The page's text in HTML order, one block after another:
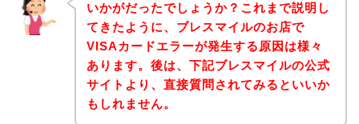
いかがだったでしょうか？これまで説明し
てきたように、ブレスマイルのお店で
VISAカードエラーが発生する原因は様々
あります。後は、下記ブレスマイルの公式
サイトより、直接質問されてみるといいか
もしれません。